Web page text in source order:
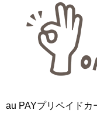
au PAYプリペイドカ